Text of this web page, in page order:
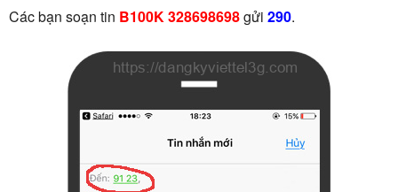
Các bạn soạn tin B100K 328698698gửi 290.